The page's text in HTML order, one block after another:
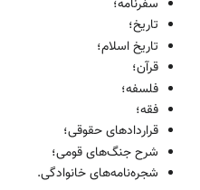
سفرنامه‌؛
تاریخ؛
تاریخ اسلام؛
قرآن؛
فلسفه؛
فقه؛
قراردادهای حقوقی؛
شرح جنگ‌های قومی؛
شجره‌نامه‌های خانوادگی.